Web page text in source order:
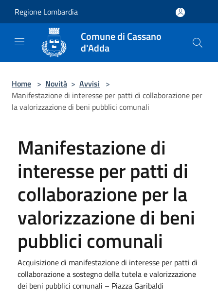
Regione Lombardia
Comune di Cassano
d'Adda
Home > Novità > Avvisi >
Manifestazione di interesse per patti di collaborazione per
la valorizzazione di beni pubblici comunali
Manifestazione di
interesse per patti di
collaborazione per la
valorizzazione di beni
pubblici comunali
Acquisizione di manifestazione di interesse per patti di
collaborazione a sostegno della tutela e valorizzazione
dei beni pubblici comunali – Piazza Garibaldi